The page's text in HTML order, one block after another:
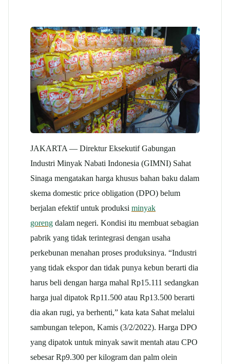
JAKARTA — Direktur Eksekutif Gabungan
Industri Minyak Nabati Indonesia (GIMNI) Sahat
Sinaga mengatakan harga khusus bahan baku dalam
skema domestic price obligation (DPO) belum
berjalan efektif untuk produksi minyak
goreng dalam negeri. Kondisi itu membuat sebagian
pabrik yang tidak terintegrasi dengan usaha
perkebunan menahan proses produksinya. “Industri
yang tidak ekspor dan tidak punya kebun berarti dia
harus beli dengan harga mahal Rp15.111 sedangkan
harga jual dipatok Rp11.500 atau Rp13.500 berarti
dia akan rugi, ya berhenti,” kata kata Sahat melalui
sambungan telepon, Kamis (3/2/2022). Harga DPO
yang dipatok untuk minyak sawit mentah atau CPO
sebesar Rp9.300 per kilogram dan palm olein